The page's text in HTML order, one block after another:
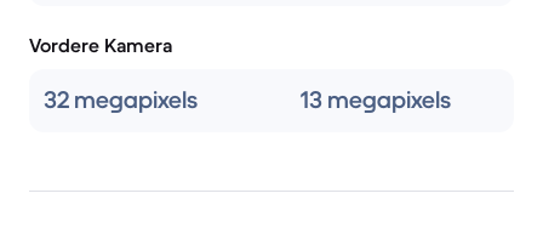
Vordere Kamera
32 megapixels 13 megapixels